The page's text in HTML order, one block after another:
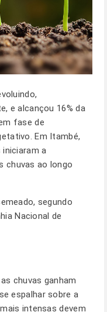
e alcançou 16% da
fase de
Em Itambé,
a
chuvas ao longo
segundo
Nacional de
chuvas ganham
espalhar sobre a
intensas devem